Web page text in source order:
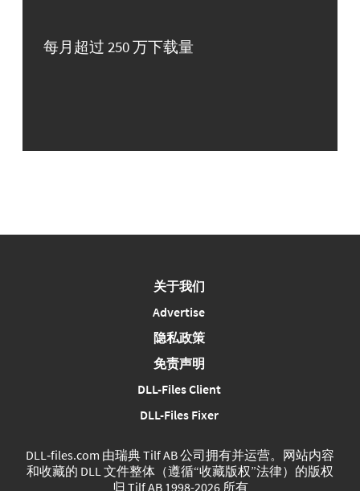
每月超过 250 万下载量
关于我们
Advertise
隐私政策
免责声明
DLL-Files Client
DLL-Files Fixer
DLL‑files.com 由瑞典 Tilf AB 公司拥有并运营。网站内容
和收藏的 DLL 文件整体（遵循“收藏版权”法律）的版权
归 Tilf AB 1998-2026 所有